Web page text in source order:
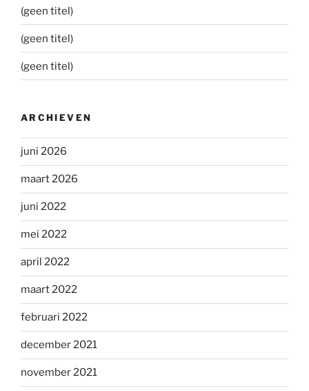
(geen titel)
(geen titel)
(geen titel)
ARCHIEVEN
juni 2026
maart 2026
juni 2022
mei 2022
april 2022
maart 2022
februari 2022
december 2021
november 2021